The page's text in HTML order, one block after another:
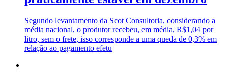
Segundo levantamento da Scot Consultoria, considerando a
média nacional, o produtor recebeu, em média, R$1,04 por
litro, sem o frete, isso corresponde a uma queda de 0,3% em
relação ao pagamento efetu